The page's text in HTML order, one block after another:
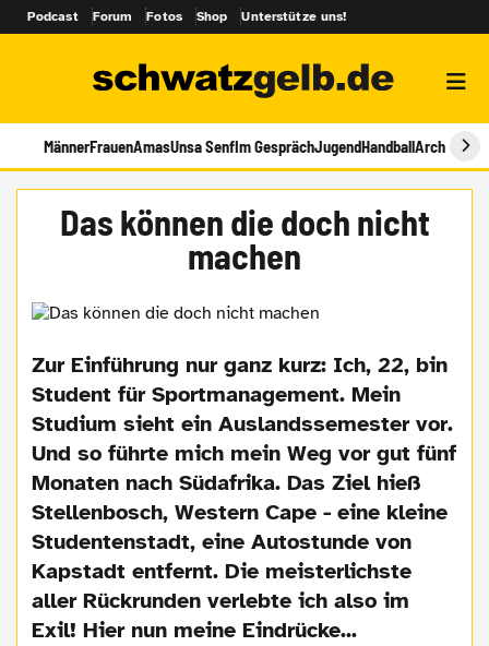
Podcast Forum Fotos Shop Unterstütze uns!
MännerFrauenAmasUnsa SenfIm GesprächJugendHandballArchiv
Das können die doch nicht
machen
Zur Einführung nur ganz kurz: Ich, 22, bin
Student für Sportmanagement. Mein
Studium sieht ein Auslandssemester vor.
Und so führte mich mein Weg vor gut fünf
Monaten nach Südafrika. Das Ziel hieß
Stellenbosch, Western Cape - eine kleine
Studentenstadt, eine Autostunde von
Kapstadt entfernt. Die meisterlichste
aller Rückrunden verlebte ich also im
Exil! Hier nun meine Eindrücke...